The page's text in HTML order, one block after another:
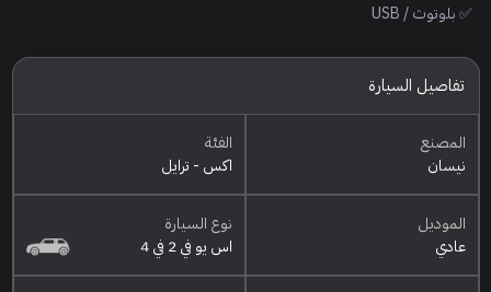
✅ بلوتوث / USB
تفاصيل السيارة
المصنع
نيسان
الفئة
اكس - ترايل
الموديل
عادي
نوع السيارة
اس يو في 2 في 4